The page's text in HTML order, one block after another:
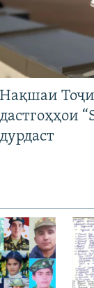
Нақшаи
дастгоҳҳои
дурдаст